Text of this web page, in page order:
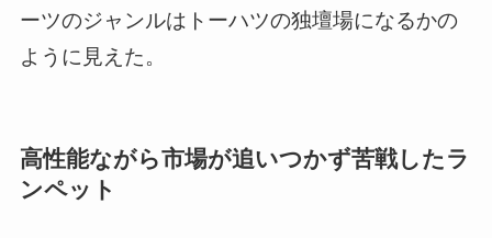
ーツのジャンルはトーハツの独壇場になるかの
ように見えた。
高性能ながら市場が追いつかず苦戦したラ
ンペット